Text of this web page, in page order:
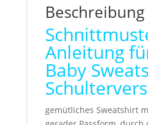
Beschreibung
Anleitung
Baby
gemütliches Sweatshirt